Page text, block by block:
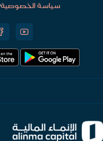
سياسة الخصوصية